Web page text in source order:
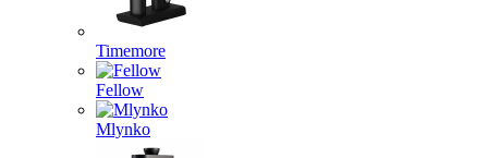
Timemore
Fellow
Mlynko